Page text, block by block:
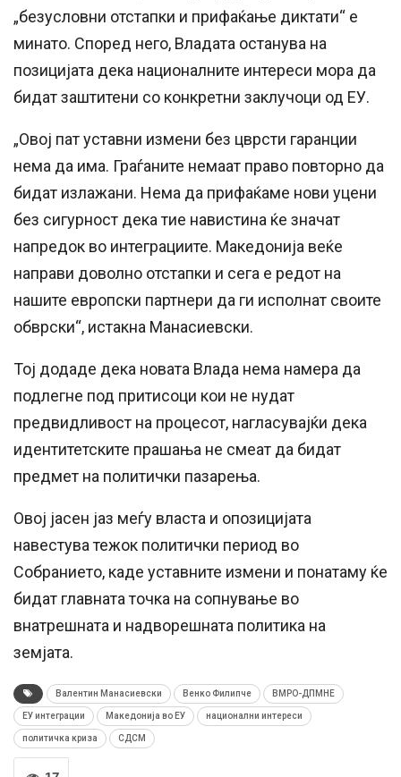
„безусловни отстапки и прифаќање диктати“ е
минато. Според него, Владата останува на
позицијата дека националните интереси мора да
бидат заштитени со конкретни заклучоци од ЕУ.
„Овој пат уставни измени без цврсти гаранции
нема да има. Граѓаните немаат право повторно да
бидат излажани. Нема да прифаќаме нови уцени
без сигурност дека тие навистина ќе значат
напредок во интеграциите. Македонија веќе
направи доволно отстапки и сега е редот на
нашите европски партнери да ги исполнат своите
обврски“, истакна Манасиевски.
Тој додаде дека новата Влада нема намера да
подлегне под притисоци кои не нудат
предвидливост на процесот, нагласувајќи дека
идентитетските прашања не смеат да бидат
предмет на политички пазарења.
Овој јасен јаз меѓу власта и опозицијата
навестува тежок политички период во
Собранието, каде уставните измени и понатаму ќе
бидат главната точка на сопнување во
внатрешната и надворешната политика на
земјата.
Валентин Манасиевски Венко Филипче ВМРО-ДПМНЕ
ЕУ интеграции Македонија во ЕУ национални интереси
политичка криза СДСМ